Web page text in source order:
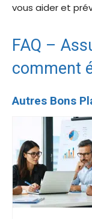
vous aider et
FAQ –
comment
Autres Bons